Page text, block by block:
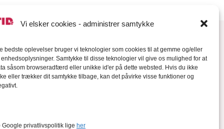
Vi elsker cookies - administrer samtykke
bedste oplevelser bruger vi teknologier som cookies til at gemme og/eller
Samtykke til disse teknologier vil give os mulighed for at
såsom browseradfærd eller unikke id'er på dette websted. Hvis du ikke
eller trækker dit samtykke tilbage, kan det påvirke visse funktioner og
privatlivspolitik lige her